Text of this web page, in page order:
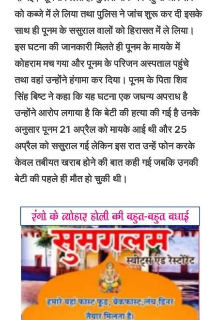
को कब्जे में ले लिया तथा पुलिस ने जांच शुरू कर दी इसके
साथ ही पूनम के ससुराल वालों को हिरासत में ले लिया।
इस घटना की जानकारी मिलते ही पूनम के मायके में
कोहराम मच गया और पूनम के परिजन अस्पताल पहुंचे
तथा वहां उन्होंने हंगामा कर दिया। पूनम के पिता शिव
सिंह बिष्ट ने कहा कि यह घटना एक जघन्य अपराध है
उन्होंने आरोप लगाया है कि बेटी की हत्या की गई है उनके
अनुसार पूनम 21 अप्रैल को मायके आई थी और 25
अप्रैल को ससुराल गई लेकिन इस रात उन्हें फोन करके
केवल तबीयत खराब होने की बात कही गई जबकि उनकी
बेटी की पहले ही मौत हो चुकी थी।